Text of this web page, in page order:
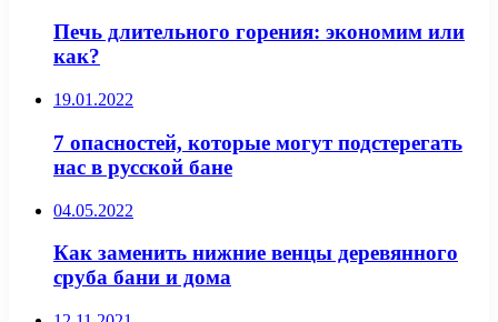
Печь длительного горения: экономим или
как?
19.01.2022
7 опасностей, которые могут подстерегать
нас в русской бане
04.05.2022
Как заменить нижние венцы деревянного
сруба бани и дома